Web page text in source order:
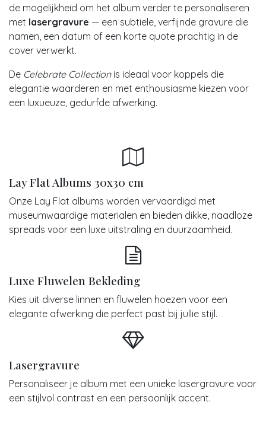
de mogelijkheid om het album verder te personaliseren
met lasergravure — een subtiele, verfijnde gravure die
namen, een datum of een korte quote prachtig in de
cover verwerkt.
De Celebrate Collectionis ideaal voor koppels die
elegantie waarderen en met enthousiasme kiezen voor
een luxueuze, gedurfde afwerking.
Lay Flat Albums 30x30 cm
Onze Lay Flat albums worden vervaardigd met
museumwaardige materialen en bieden dikke, naadloze
spreads voor een luxe uitstraling en duurzaamheid.
Luxe Fluwelen Bekleding
Kies uit diverse linnen en fluwelen hoezen voor een
elegante afwerking die perfect past bij jullie stijl.
Lasergravure
Personaliseer je album met een unieke lasergravure voor
een stijlvol contrast en een persoonlijk accent.